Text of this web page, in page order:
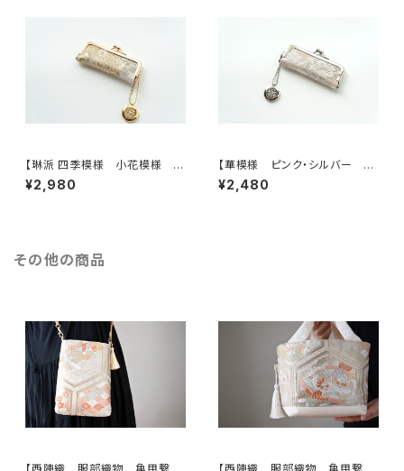
【琳派 四季模様 小花模様 シ
ルク帯 印鑑ケース】結婚祝
い、誕生日ギフト、出産祝い、就
¥2,980
【華模様 ピンク・シルバー シ
ルク帯 印鑑ケース】がま口、
帯リメイク。結婚祝い、誕生日
¥2,480
その他の商品